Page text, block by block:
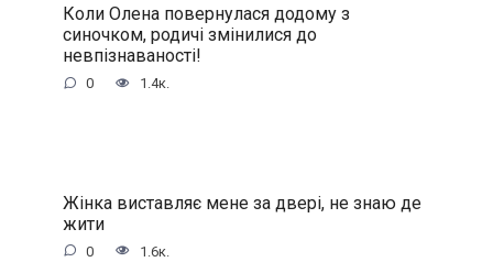
Коли Олена повернулася додому з
синочком, родичі змінилися до
невпізнаваності!
0 1.4к.
Жінка виставляє мене за двері, не знаю де
жити
0 1.6к.